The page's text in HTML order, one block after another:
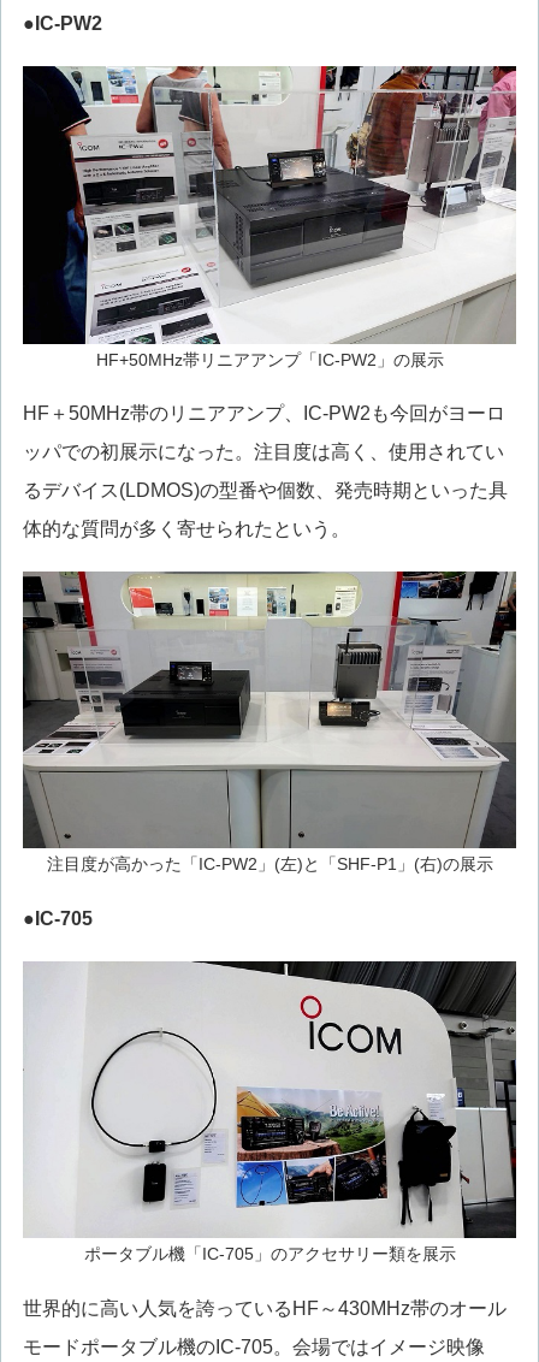
●IC-PW2
HF+50MHz帯リニアアンプ「IC-PW2」の展示
HF＋50MHz帯のリニアアンプ、IC-PW2も今回がヨーロ
ッパでの初展示になった。注目度は高く、使用されてい
るデバイス(LDMOS)の型番や個数、発売時期といった具
体的な質問が多く寄せられたという。
注目度が高かった「IC-PW2」(左)と「SHF-P1」(右)の展示
●IC-705
ポータブル機「IC-705」のアクセサリー類を展示
世界的に高い人気を誇っているHF～430MHz帯のオール
モードポータブル機のIC-705。会場ではイメージ映像